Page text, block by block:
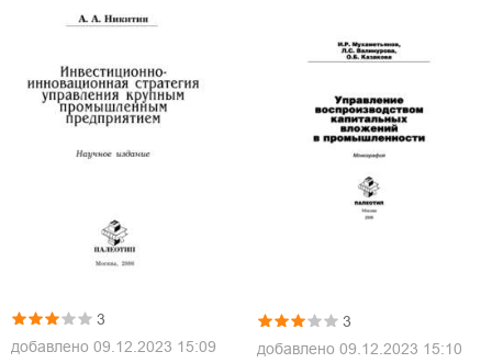
3
добавлено 09.12.2023 15:09
3
добавлено 09.12.2023 15:10